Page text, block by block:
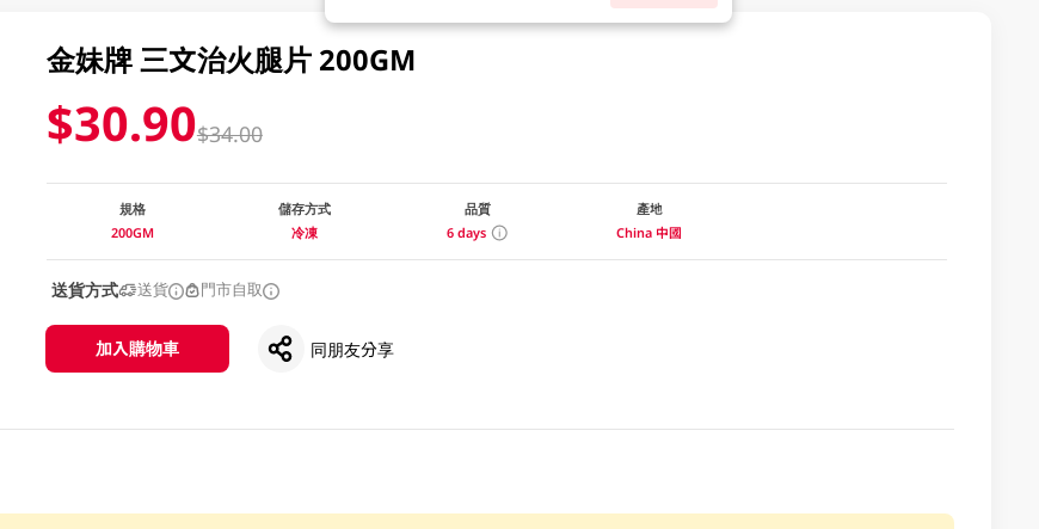
金妹牌 三文治火腿片 200GM
$30.90$34.00
規格
200GM
儲存方式
冷凍
品質
6 days
產地
China 中國
送貨方式 送貨 門市自取
加入購物車 同朋友分享